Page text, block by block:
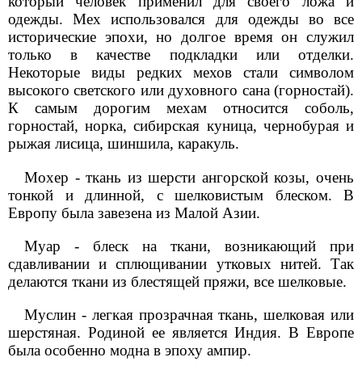
одежды. Мех использовался для одежды во все
исторические эпохи, но долгое время он служил
только в качестве подкладки или отделки.
Некоторые виды редких мехов стали символом
высокого светского или духовного сана (горностай).
К самым дорогим мехам относится соболь,
горностай, норка, сибирская куница, чернобурая и
рыжая лисица, шиншила, каракуль.
Мохер - ткань из шерсти ангорской козы, очень
тонкой и длинной, с шелковистым блеском. В
Европу была завезена из Малой Азии.
Муар - блеск на ткани, возникающий при
сдавливании и сплющивании утковых нитей. Так
делаются ткани из блестящей пряжи, все шелковые.
Муслин - легкая прозрачная ткань, шелковая или
шерстяная. Родиной ее является Индия. В Европе
была особенно модна в эпоху ампир.